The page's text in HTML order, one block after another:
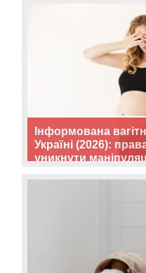
Інформована
Україні (2026):
уникнути